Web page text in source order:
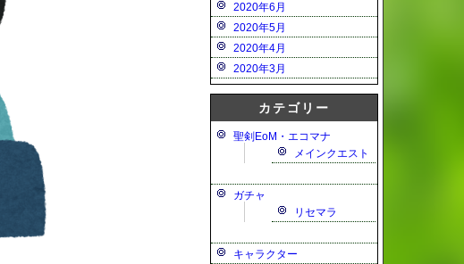
2020年6月
2020年5月
2020年4月
2020年3月
カテゴリー
聖剣EoM・エコマナ
メインクエスト
ガチャ
リセマラ
キャラクター